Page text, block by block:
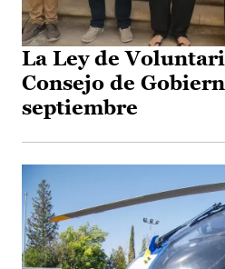
La Ley de
Consejo de
septiembre